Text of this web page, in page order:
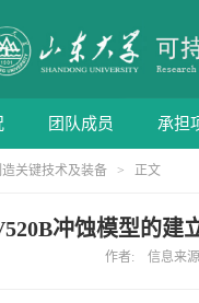
团队成员 承担
关键技术及装备 > 正文
冲蚀模型的建
作者: 信息来